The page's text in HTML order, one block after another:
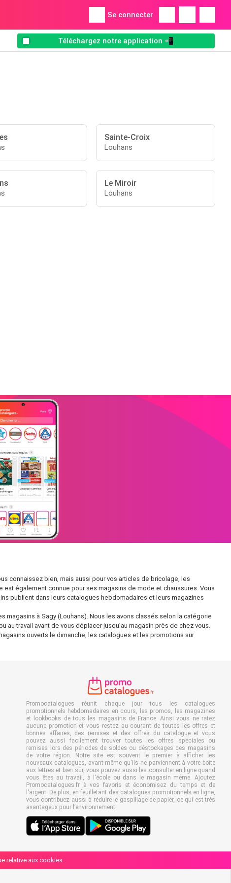
Se connecter
Téléchargez notre application 📲
Sainte-Croix
Louhans
Le Miroir
Louhans
connaissez bien, mais aussi pour vos articles de bricolage, les
également connue pour ses magasins de mode et chaussures. Vous
publient dans leurs catalogues hebdomadaires et leurs magazines
à Sagy (Louhans). Nous les avons classés selon la catégorie
travail avant de vous déplacer jusqu’au magasin près de chez vous.
ouverts le dimanche, les catalogues et les promotions sur
Promocatalogues réunit chaque jour tous les catalogues
promotionnels hebdomadaires en cours, les promos, les magazines
et lookbooks de tous les magasins de France. Ainsi vous ne ratez
aucune promotion et vous restez au courant de toutes les offres et
bonnes affaires, des remises et des offres du catalogue et vous
pouvez aussi facilement trouver toutes les offres spéciales ou
remises lors des périodes de soldes ou déstockages des magasins
de votre région. Notre site est souvent le premier à afficher les
nouveaux catalogues, avant même qu'ils ne parviennent à votre boîte
aux lettres et bien sûr, vous pouvez aussi les consulter en ligne quand
vous êtes au travail, à l'école ou dans le magasin même. Ajoutez
Promocatalogues.fr à vos favoris et économisez du temps et de
l'argent. De plus, en feuilletant des catalogues promotionnels en ligne,
vous contribuez aussi à réduire le gaspillage de papier, ce qui est très
avantageux pour l’environnement.
relative aux cookies